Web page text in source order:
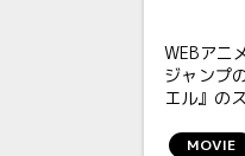
WEBアニ
ジャンプ
エル』の
MOVIE